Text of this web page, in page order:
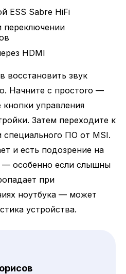
ESS Sabre HiFi
переключении
HDMI
восстановить звук
Начните с простого —
кнопки управления
Затем переходите к
ПО от MSI.
и есть подозрение на
— особенно если слышны
при
ноутбука — может
устройства.